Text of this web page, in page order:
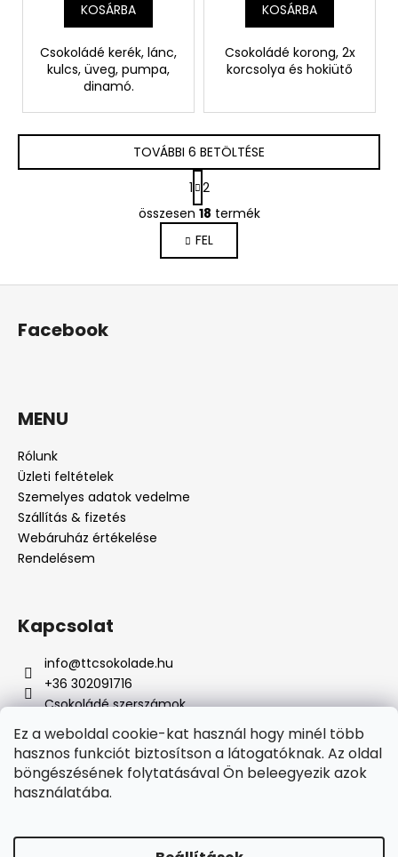
Ez a weboldal cookie-kat használ hogy minél több
hasznos funkciót biztosítson a látogatóknak. Az oldal
böngészésének folytatásával Ön beleegyezik azok
használatába.
KOSÁRBA
Csokoládé kerék, lánc,
kulcs, üveg, pumpa,
dinamó.
KOSÁRBA
Csokoládé korong, 2x
korcsolya és hokiütő
L
i
s
t
a
TOVÁBBI 6 BETÖLTÉSE
L
a
p
o
z
á
s
1 2
összesen 18 termék
FEL
Facebook
MENU
Rólunk
Üzleti feltételek
Szemelyes adatok vedelme
Szállítás & fizetés
Webáruház értékelése
Rendelésem
Kapcsolat
info@ttcsokolade.hu
+36 302091716
Csokoládé szerszámok
Online fizetési lehetőséget biztosítunk